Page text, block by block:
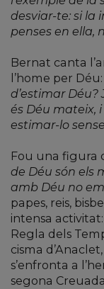
desviar-te: si la
penses en ella,
Bernat canta
l’home per Déu:
d’estimar Déu?
és Déu mateix,
estimar-lo
Fou una figura
de Déu són els
amb Déu no
papes, reis,
intensa
Regla dels
cisma
s’enfronta a
segona